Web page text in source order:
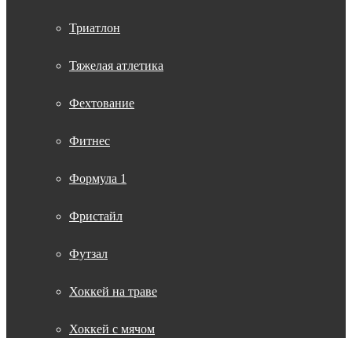
Триатлон
Тяжелая атлетика
Фехтование
Фитнес
Формула 1
Фристайл
Футзал
Хоккей на траве
Хоккей с мячом